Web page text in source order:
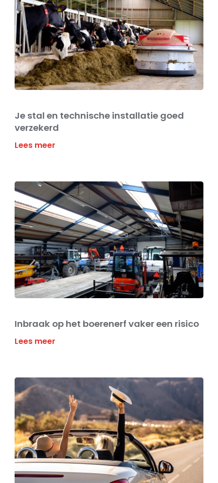
Je stal en technische installatie goed
verzekerd
Lees meer
Inbraak op het boerenerf vaker een risico
Lees meer